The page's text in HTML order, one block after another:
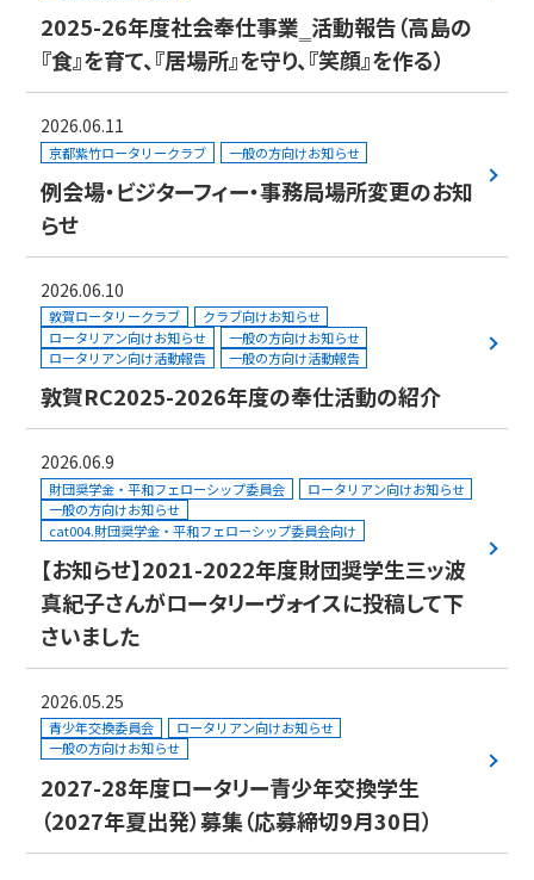
2025-26年度社会奉仕事業‗活動報告（高島の
『食』を育て、『居場所』を守り、『笑顔』を作る）
2026.06.11
京都紫竹ロータリークラブ 一般の方向けお知らせ
例会場・ビジターフィー・事務局場所変更のお知
らせ
2026.06.10
敦賀ロータリークラブ
クラブ向けお知らせ
ロータリアン向けお知らせ
一般の方向けお知らせ
ロータリアン向け活動報告
一般の方向け活動報告
敦賀RC2025-2026年度の奉仕活動の紹介
2026.06.9
財団奨学金・平和フェローシップ委員会
ロータリアン向けお知らせ
一般の方向けお知らせ
cat004.財団奨学金・平和フェローシップ委員会向け
【お知らせ】2021-2022年度財団奨学生三ッ波
真紀子さんがロータリーヴォイスに投稿して下
さいました
2026.05.25
青少年交換委員会
ロータリアン向けお知らせ
一般の方向けお知らせ
2027-28年度ロータリー青少年交換学生
（2027年夏出発）募集（応募締切9月30日）